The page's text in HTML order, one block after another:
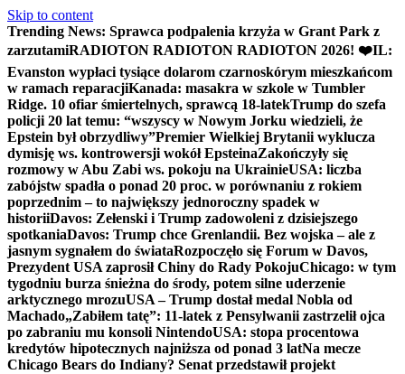
Skip to content
Trending News: Sprawca podpalenia krzyża w Grant Park z
zarzutamiRADIOTON RADIOTON RADIOTON 2026! ❤️IL:
Evanston wypłaci tysiące dolarom czarnoskórym mieszkańcom
w ramach reparacjiKanada: masakra w szkole w Tumbler
Ridge. 10 ofiar śmiertelnych, sprawcą 18-latekTrump do szefa
policji 20 lat temu: “wszyscy w Nowym Jorku wiedzieli, że
Epstein był obrzydliwy”Premier Wielkiej Brytanii wyklucza
dymisję ws. kontrowersji wokół EpsteinaZakończyły się
rozmowy w Abu Zabi ws. pokoju na UkrainieUSA: liczba
zabójstw spadła o ponad 20 proc. w porównaniu z rokiem
poprzednim – to największy jednoroczny spadek w
historiiDavos: Zełenski i Trump zadowoleni z dzisiejszego
spotkaniaDavos: Trump chce Grenlandii. Bez wojska – ale z
jasnym sygnałem do świataRozpoczęło się Forum w Davos,
Prezydent USA zaprosił Chiny do Rady PokojuChicago: w tym
tygodniu burza śnieżna do środy, potem silne uderzenie
arktycznego mrozuUSA – Trump dostał medal Nobla od
Machado„Zabiłem tatę”: 11-latek z Pensylwanii zastrzelił ojca
po zabraniu mu konsoli NintendoUSA: stopa procentowa
kredytów hipotecznych najniższa od ponad 3 latNa mecze
Chicago Bears do Indiany? Senat przedstawił projekt